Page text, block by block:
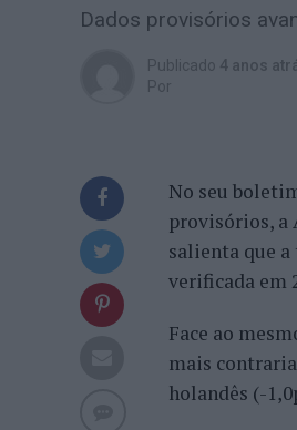
Dados provisórios
Publicado 4 anos
Por
No seu
provisórios, a
salienta que a
verificada em
Face ao
mais
holandês (-